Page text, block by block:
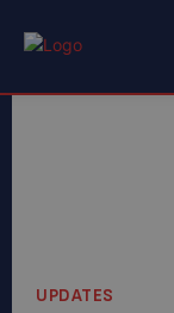
UPDATES